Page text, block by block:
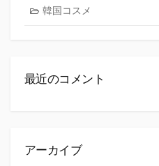
韓国コスメ
最近のコメント
アーカイブ